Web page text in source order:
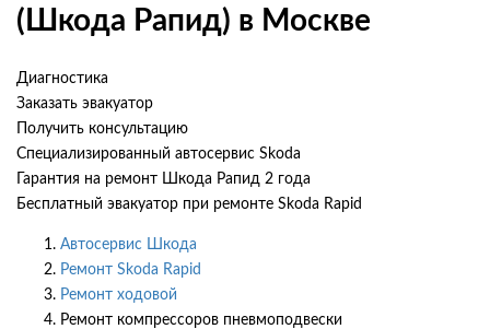
(Шкода Рапид) в Москве
Диагностика
Заказать эвакуатор
Получить консультацию
Специализированный автосервис Skoda
Гарантия на ремонт Шкода Рапид 2 года
Бесплатный эвакуатор при ремонте Skoda Rapid
Автосервис Шкода
Ремонт Skoda Rapid
Ремонт ходовой
Ремонт компрессоров пневмоподвески